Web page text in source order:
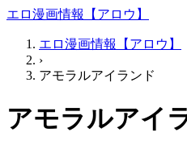
エロ漫画情報【アロウ】
エロ漫画情報【アロウ】
›
アモラルアイランド
アモラルアイ